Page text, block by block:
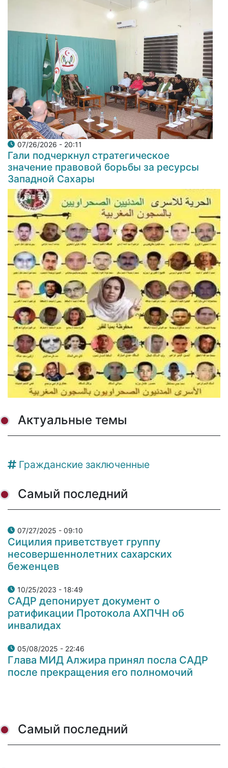
07/26/2026 - 20:11
Гали подчеркнул стратегическое
значение правовой борьбы за ресурсы
Западной Сахары
Актуальные темы
Гражданские заключенные
Самый последний
07/27/2025 - 09:10
Сицилия приветствует группу
несовершеннолетних сахарских
беженцев
10/25/2023 - 18:49
САДР депонирует документ о
ратификации Протокола АХПЧН об
инвалидах
05/08/2025 - 22:46
Глава МИД Алжира принял посла САДР
после прекращения его полномочий
Самый последний